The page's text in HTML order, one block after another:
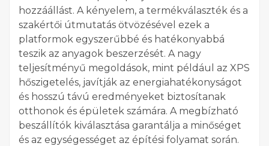
hozzáállást. A kényelem, a termékválaszték és a
szakértői útmutatás ötvözésével ezek a
platformok egyszerűbbé és hatékonyabbá
teszik az anyagok beszerzését. A nagy
teljesítményű megoldások, mint például az XPS
hőszigetelés, javítják az energiahatékonyságot
és hosszú távú eredményeket biztosítanak
otthonok és épületek számára. A megbízható
beszállítók kiválasztása garantálja a minőséget
és az egységességet az építési folyamat során.